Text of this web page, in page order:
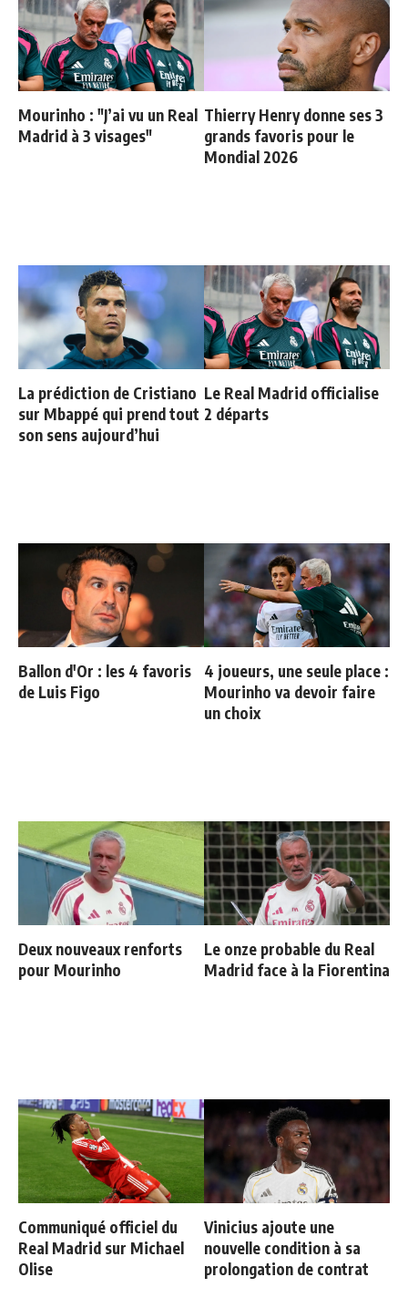
Mourinho : "J’ai vu un Real
Madrid à 3 visages"
Thierry Henry donne ses 3
grands favoris pour le
Mondial 2026
La prédiction de Cristiano
sur Mbappé qui prend tout
son sens aujourd’hui
Le Real Madrid officialise
2 départs
Ballon d'Or : les 4 favoris
de Luis Figo
4 joueurs, une seule place :
Mourinho va devoir faire
un choix
Deux nouveaux renforts
pour Mourinho
Le onze probable du Real
Madrid face à la Fiorentina
Communiqué officiel du
Real Madrid sur Michael
Olise
Vinicius ajoute une
nouvelle condition à sa
prolongation de contrat